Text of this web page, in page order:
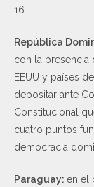
16.
República
con la presencia
EEUU y países
depositar ante
Constitucional
cuatro puntos
democracia
Paraguay: en el